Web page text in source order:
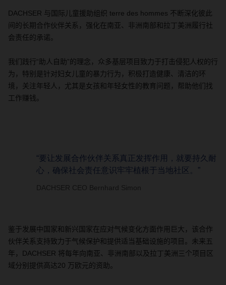
DACHSER 与国际儿童援助组织 terre des hommes 不断深化彼此
间的长期合作伙伴关系，强化在南亚、非洲南部和拉丁美洲履行社
会责任的承诺。
我们践行“助人自助”的理念，众多基层项目致力于打击侵犯人权的行
为，特别是针对妇女儿童的暴力行为，积极打造健康、清洁的环
境，关注年轻人，尤其是女孩和年轻女性的教育问题，帮助他们找
工作赚钱。
“要让发展合作伙伴关系真正发挥作用，就要持久耐
心，确保社会责任意识牢牢植根于当地社区。”
DACHSER CEO Bernhard Simon
鉴于发展中国家和新兴国家在应对气候变化方面作用巨大，该合作
伙伴关系支持致力于气候保护和提供适当基础设施的项目。未来五
年， DACHSER 将每年向南亚、非洲南部以及拉丁美洲三个项目区
域分别提供高达20 万欧元的资助。